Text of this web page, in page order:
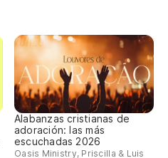
Alabanzas cristianas de
adoración: las más
escuchadas 2026
Oasis Ministry, Priscilla & Luis